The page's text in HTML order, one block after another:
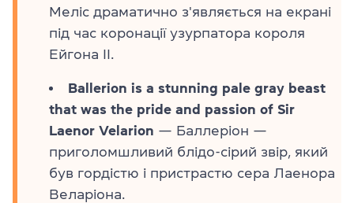
Меліс драматично з'являється на екрані
під час коронації узурпатора короля
Ейгона II.
Ballerion is a stunning pale gray beast
that was the pride and passion of Sir
Laenor Velarion — Баллеріон —
приголомшливий блідо-сірий звір, який
був гордістю і пристрастю сера Лаенора
Веларіона.